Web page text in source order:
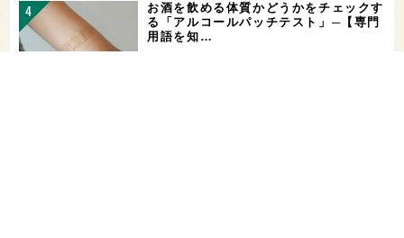
お酒を飲める体質かどうかをチェックす
る「アルコールパッチテスト」─【専門
用語を知…